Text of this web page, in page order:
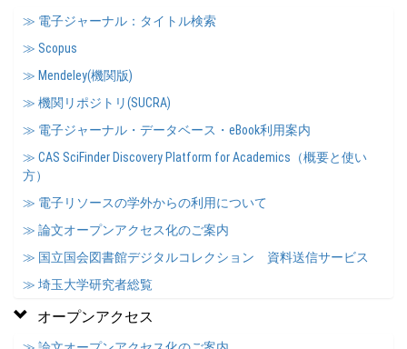
≫ 電子ジャーナル：タイトル検索
≫ Scopus
≫ Mendeley(機関版)
≫ 機関リポジトリ(SUCRA)
≫ 電子ジャーナル・データベース・eBook利用案内
≫ CAS SciFinder Discovery Platform for Academics（概要と使い
方）
≫ 電子リソースの学外からの利用について
≫ 論文オープンアクセス化のご案内
≫ 国立国会図書館デジタルコレクション 資料送信サービス
≫ 埼玉大学研究者総覧
オープンアクセス